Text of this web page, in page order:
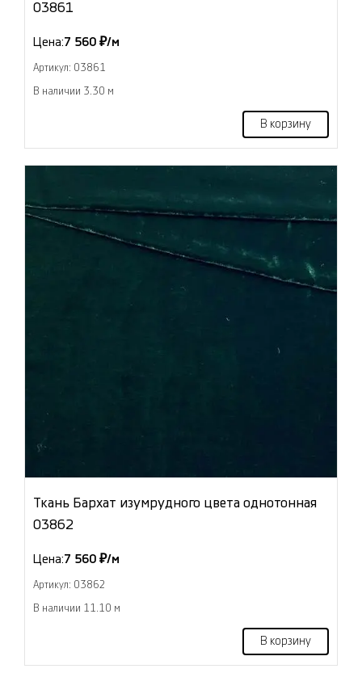
03861
Цена:7 560 ₽/м
Артикул: 03861
В наличии 3.30 м
В корзину
Ткань Бархат изумрудного цвета однотонная
03862
Цена:7 560 ₽/м
Артикул: 03862
В наличии 11.10 м
В корзину